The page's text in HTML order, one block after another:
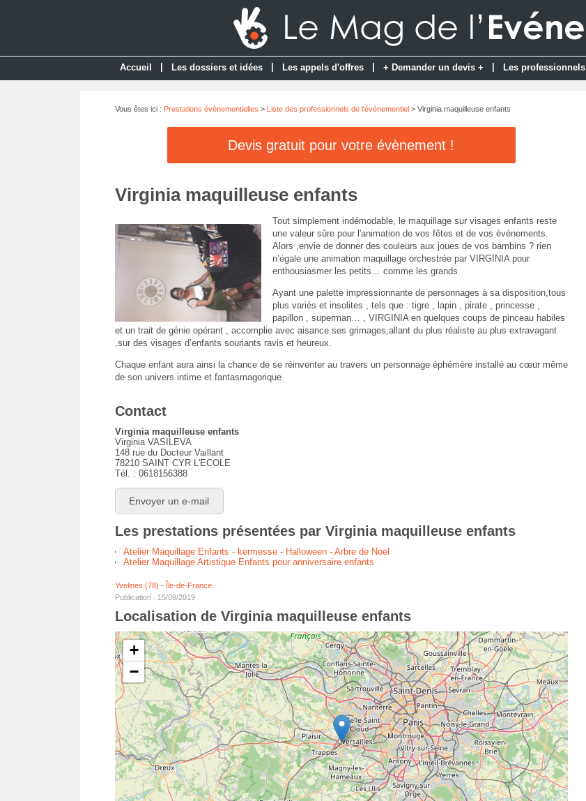
Accueil Les dossiers et idées Les appels d'offres + Demander un devis + Les professionnels
Vous êtes ici : Prestations évènementielles > Liste des professionnels de l'évènementiel> Virginia maquilleuse enfants
Devis gratuit pour votre évènement !
Virginia maquilleuse enfants
Tout simplement indémodable, le maquillage sur visages enfants reste
une valeur sûre pour l'animation de vos fêtes et de vos événements.
Alors ,envie de donner des couleurs aux joues de vos bambins ? rien
n’égale une animation maquillage orchestrée par VIRGINIA pour
enthousiasmer les petits… comme les grands
Ayant une palette impressionnante de personnages à sa disposition,tous
plus variés et insolites , tels que : tigre , lapin , pirate , princesse ,
papillon , superman… , VIRGINIA en quelques coups de pinceau habiles
et un trait de génie opérant , accomplie avec aisance ses grimages,allant du plus réaliste au plus extravagant
,sur des visages d’enfants souriants ravis et heureux.
Chaque enfant aura ainsi la chance de se réinventer au travers un personnage éphémère installé au cœur même
de son univers intime et fantasmagorique
Contact
Virginia maquilleuse enfants
Virginia VASILEVA
148 rue du Docteur Vaillant
78210 SAINT CYR L'ECOLE
Tél. : 0618156388
Envoyer un e-mail
Les prestations présentées par Virginia maquilleuse enfants
Atelier Maquillage Enfants - kermesse - Halloween - Arbre de Noel
Atelier Maquillage Artistique Enfants pour anniversaire enfants
Yvelines (78) - Île-de-France
Publication : 15/09/2019
Localisation de Virginia maquilleuse enfants
+
−